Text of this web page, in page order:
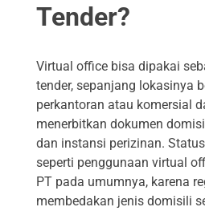
Tender?
Virtual office bisa dipakai
tender, sepanjang lokasinya
perkantoran atau komersial
menerbitkan dokumen
dan instansi perizinan.
seperti penggunaan virtual
PT pada umumnya, karena
membedakan jenis domisili